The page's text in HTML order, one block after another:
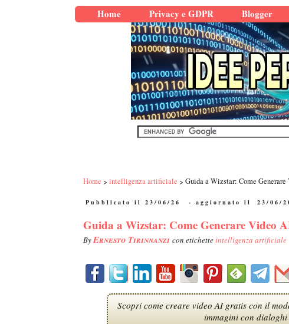
Home Privacy e GDPR Blogger
Home intelligenza artificiale Guida a Wizstar: Come
Pubblicato il 23/06/26 - aggiornato il 23/06/
Guida a Wizstar: Come Generare Video
ByErnesto Tirinnanzi con etichetteintelligenza artificiale
Scopri come creare video AI gratis con il
immagini con